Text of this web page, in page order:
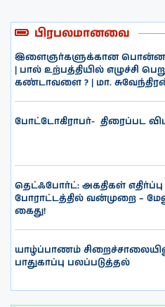
பிரபலமானவை
இளைஞர்களுக்கான
| பால் உற்பத்தியில் எழுச்சி
கண்டாவளை ? | மா.
போட்டோகிராபர்- ‌ திரைப்பட
தெட்ஃபோர்ட்: அகதிகள் எதிர்ப்பு
போராட்டத்தில் வன்முறை –
கைது!
யாழ்ப்பாணம்
பாதுகாப்பு பலப்படுத்தல்